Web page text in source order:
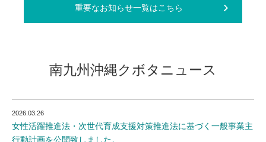
重要なお知らせ一覧はこちら
南九州沖縄クボタニュース
2026.03.26
女性活躍推進法・次世代育成支援対策推進法に基づく一般事業主
行動計画を公開致しました。